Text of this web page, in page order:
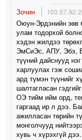
Зочин
Оюун-Эрдэнийн зөв
улам тодорхой
хэдэн жилдээ
ЭмСиЭс, АПУ, Эбэ,
түүний дайснууд
харлуулах гэж
ард түмэн түүнийг
шалтагласан
ОЭ тийм ийм орд,
гаргаад ир л дээ.
ажилласан төрийн
монголчууд
хувь ч хүрэхгүй дээ.